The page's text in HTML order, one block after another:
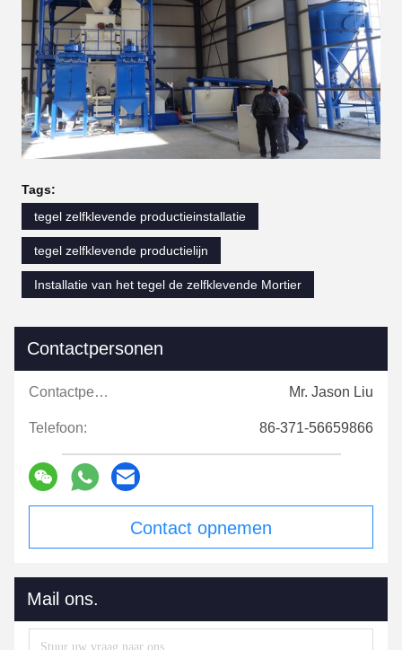
Tags:
tegel zelfklevende productieinstallatie
tegel zelfklevende productielijn
Installatie van het tegel de zelfklevende Mortier
Contactpersonen
Contactpersonen: Mr. Jason Liu
Telefoon: 86-371-56659866
Contact opnemen
Mail ons.